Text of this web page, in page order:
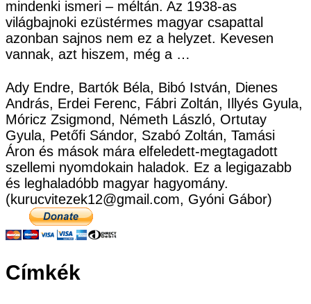
mindenki ismeri – méltán. Az 1938-as
világbajnoki ezüstérmes magyar csapattal
azonban sajnos nem ez a helyzet. Kevesen
vannak, azt hiszem, még a …
Ady Endre, Bartók Béla, Bibó István, Dienes
András, Erdei Ferenc, Fábri Zoltán, Illyés Gyula,
Móricz Zsigmond, Németh László, Ortutay
Gyula, Petőfi Sándor, Szabó Zoltán, Tamási
Áron és mások mára elfeledett-megtagadott
szellemi nyomdokain haladok. Ez a legigazabb
és leghaladóbb magyar hagyomány.
(kurucvitezek12@gmail.com, Gyóni Gábor)
Címkék